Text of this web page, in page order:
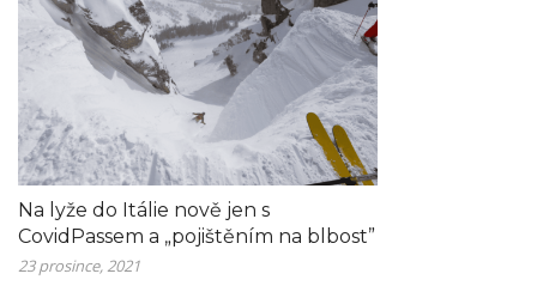
Na lyže do Itálie nově jen s
CovidPassem a „pojištěním na blbost”
23 prosince, 2021